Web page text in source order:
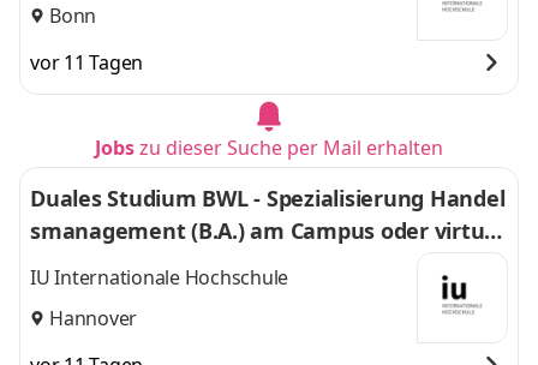
Bonn
vor 11 Tagen
Jobszu dieser Suche per Mail erhalten
Duales Studium BWL - Spezialisierung Handel
smanagement (B.A.) am Campus oder virtuel
l
IU Internationale Hochschule
Hannover